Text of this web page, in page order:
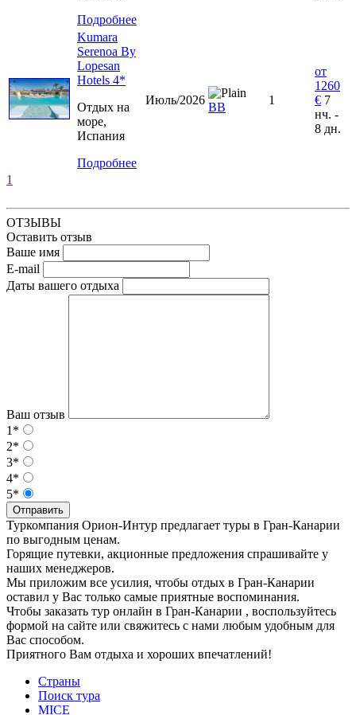
Подробнее
Kumara
Serenoa By
Lopesan
Hotels 4*
Отдых на
море,
Испания
Подробнее
Июль/2026
BB
1
от
1260
€ 7
нч. -
8 дн.
1
ОТЗЫВЫ
Оставить отзыв
Ваше имя
E-mail
Даты вашего отдыха
Ваш отзыв
1*
2*
3*
4*
5*
Отправить
Туркомпания Орион-Интур предлагает туры в Гран-Канарии
по выгодным ценам.
Горящие путевки, акционные предложения спрашивайте у
наших менеджеров.
Мы приложим все усилия, чтобы отдых в Гран-Канарии
оставил у Вас только самые приятные воспоминания.
Чтобы заказать тур онлайн в Гран-Канарии , воспользуйтесь
формой на сайте или свяжитесь с нами любым удобным для
Вас способом.
Приятного Вам отдыха и хороших впечатлений!
Страны
Поиск тура
MICE